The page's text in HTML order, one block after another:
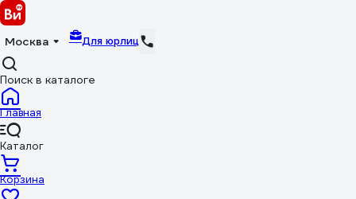
Москва Для юрлиц
Поиск в каталоге
Главная
Каталог
Корзина